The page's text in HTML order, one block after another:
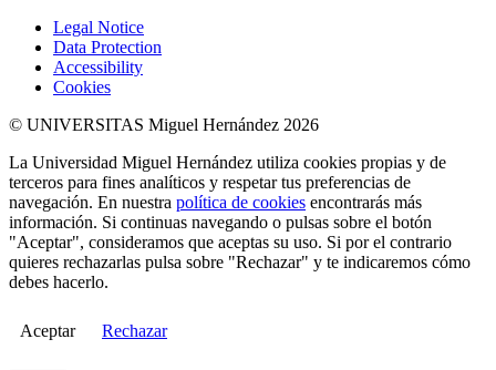
Legal Notice
Data Protection
Accessibility
Cookies
© UNIVERSITAS Miguel Hernández 2026
La Universidad Miguel Hernández utiliza cookies propias y de
terceros para fines analíticos y respetar tus preferencias de
navegación. En nuestra política de cookies encontrarás más
información. Si continuas navegando o pulsas sobre el botón
"Aceptar", consideramos que aceptas su uso. Si por el contrario
quieres rechazarlas pulsa sobre "Rechazar" y te indicaremos cómo
debes hacerlo.
Aceptar Rechazar